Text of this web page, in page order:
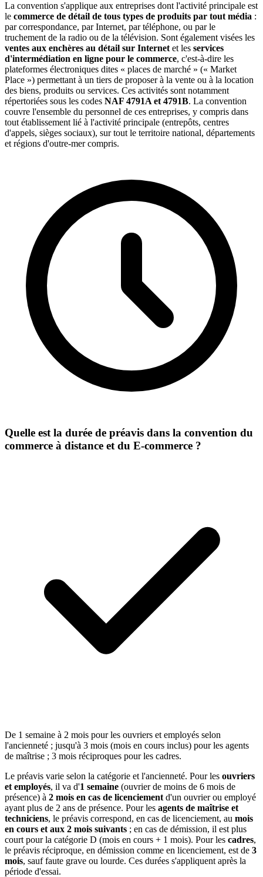
La convention s'applique aux entreprises dont l'activité principale est
le commerce de détail de tous types de produits par tout média :
par correspondance, par Internet, par téléphone, ou par le
truchement de la radio ou de la télévision. Sont également visées les
ventes aux enchères au détail sur Internet et les services
d'intermédiation en ligne pour le commerce, c'est-à-dire les
plateformes électroniques dites « places de marché » (« Market
Place ») permettant à un tiers de proposer à la vente ou à la location
des biens, produits ou services. Ces activités sont notamment
répertoriées sous les codes NAF 4791A et 4791B. La convention
couvre l'ensemble du personnel de ces entreprises, y compris dans
tout établissement lié à l'activité principale (entrepôts, centres
d'appels, sièges sociaux), sur tout le territoire national, départements
et régions d'outre-mer compris.
Quelle est la durée de préavis dans la convention du
commerce à distance et du E-commerce ?
De 1 semaine à 2 mois pour les ouvriers et employés selon
l'ancienneté ; jusqu'à 3 mois (mois en cours inclus) pour les agents
de maîtrise ; 3 mois réciproques pour les cadres.
Le préavis varie selon la catégorie et l'ancienneté. Pour les ouvriers
et employés, il va d'1 semaine (ouvrier de moins de 6 mois de
présence) à 2 mois en cas de licenciement d'un ouvrier ou employé
ayant plus de 2 ans de présence. Pour les agents de maîtrise et
techniciens, le préavis correspond, en cas de licenciement, au mois
en cours et aux 2 mois suivants ; en cas de démission, il est plus
court pour la catégorie D (mois en cours + 1 mois). Pour les cadres,
le préavis réciproque, en démission comme en licenciement, est de 3
mois, sauf faute grave ou lourde. Ces durées s'appliquent après la
période d'essai.